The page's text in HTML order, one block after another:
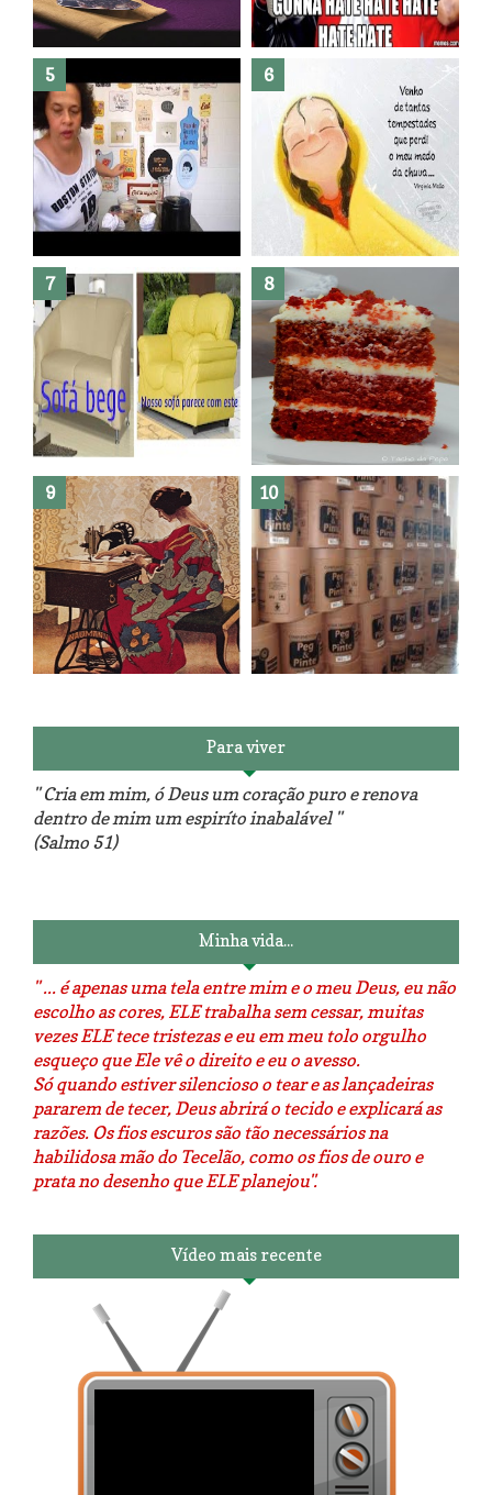
Banheiro novo por menos de
R$300,00 ?? E sem quebra
quebra ??( Editado)
Posso congelar bolo ??
Dez bolos pra fazer antes de
morrer !
Haters, como surgiram?
O medo que habita em nós.
Reforma do sofá, agora é em
patchwork!
The Red Velvet !!! O Perfeito
Para viver
" Cria em mim, ó Deus um coração puro e renova
dentro de mim um espiríto inabalável "
(Salmo 51)
Minha vida...
" ... é apenas uma tela entre mim e o meu Deus, eu não
escolho as cores, ELE trabalha sem cessar, muitas
vezes ELE tece tristezas e eu em meu tolo orgulho
esqueço que Ele vê o direito e eu o avesso.
Só quando estiver silencioso o tear e as lançadeiras
pararem de tecer, Deus abrirá o tecido e explicará as
razões. Os fios escuros são tão necessários na
habilidosa mão do Tecelão, como os fios de ouro e
prata no desenho que ELE planejou".
Vídeo mais recente